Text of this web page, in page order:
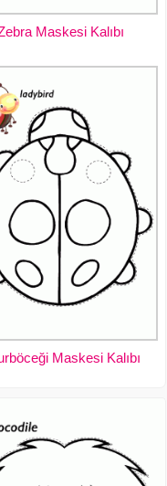
Maskesi Kalıbı
Maskesi Kalıbı